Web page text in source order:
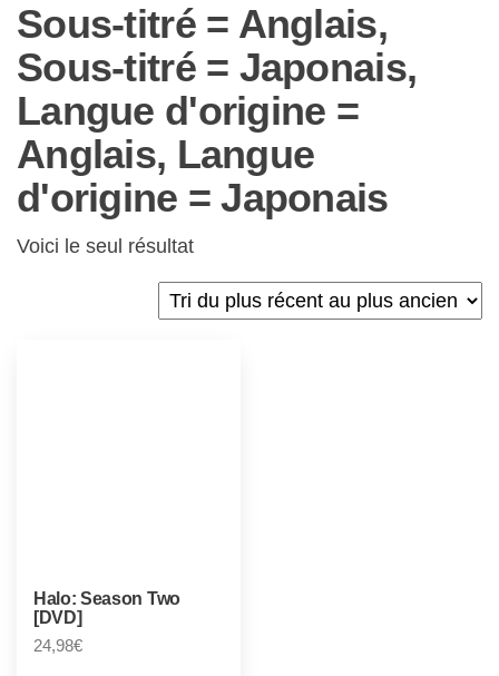
Sous-titré = Anglais,
Sous-titré = Japonais,
Langue d'origine =
Anglais, Langue
d'origine = Japonais
Voici le seul résultat
Halo: Season Two
[DVD]
24,98€